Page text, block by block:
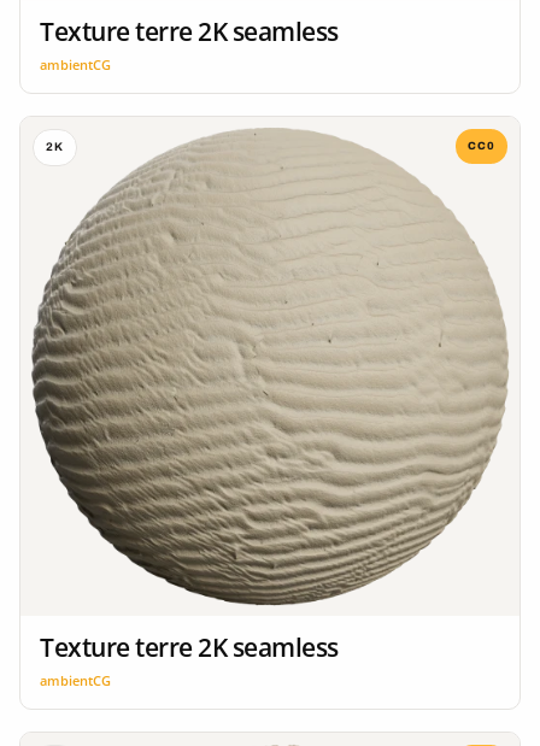
Texture terre 2K seamless
ambientCG
2K CC0
Texture terre 2K seamless
ambientCG